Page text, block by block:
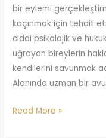
bir eylemi
kaçınmak için tehdit
ciddi psikolojik ve
uğrayan bireylerin
kendilerini savunmak
Alanında uzman bir
Read More »